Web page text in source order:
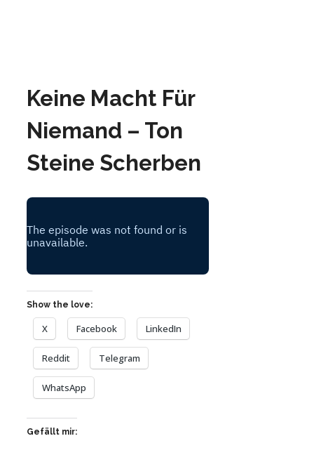
Keine Macht Für
Niemand – Ton
Steine Scherben
Show the love:
X Facebook LinkedIn
Reddit Telegram
WhatsApp
Gefällt mir: